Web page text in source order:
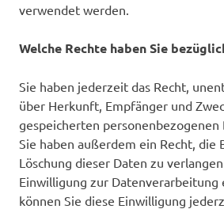
verwendet werden.
Welche Rechte haben Sie
Sie haben jederzeit das Recht,
über Herkunft, Empfänger und
gespeicherten personenbezogenen
Sie haben außerdem ein Recht, die
Löschung dieser Daten zu
Einwilligung zur Datenverarbeitung
können Sie diese Einwilligung